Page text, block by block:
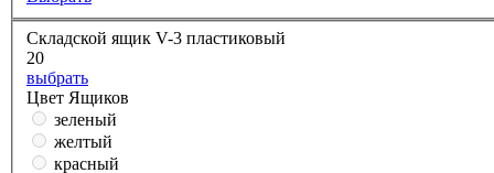
Складской ящик V-3 пластиковый
20
выбрать
Цвет Ящиков
зеленый
желтый
красный